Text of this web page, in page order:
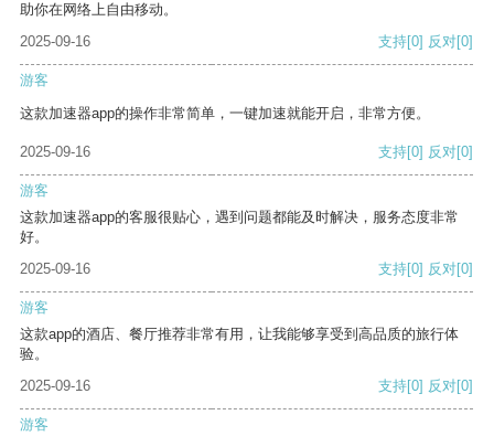
助你在网络上自由移动。
2025-09-16
支持[0] 反对[0]
游客
这款加速器app的操作非常简单，一键加速就能开启，非常方便。
2025-09-16 支持[0] 反对[0]
游客
这款加速器app的客服很贴心，遇到问题都能及时解决，服务态度非常
好。
2025-09-16
支持[0] 反对[0]
游客
这款app的酒店、餐厅推荐非常有用，让我能够享受到高品质的旅行体
验。
2025-09-16
支持[0] 反对[0]
游客